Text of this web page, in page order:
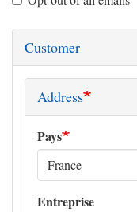
Customer
Address
Pays
Entreprise